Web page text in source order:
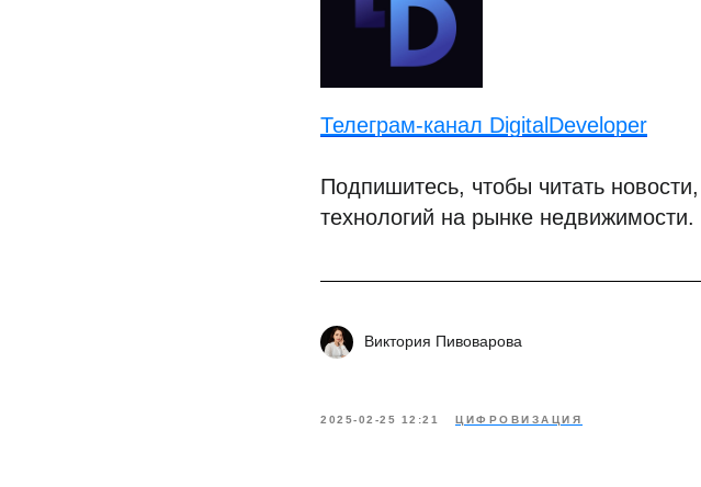
Телеграм-канал DigitalDeveloper
Подпишитесь, чтобы читать
технологий на рынке недвижимости.
Виктория Пивоварова
2025-02-25 12:21 ЦИФРОВИЗАЦИЯ